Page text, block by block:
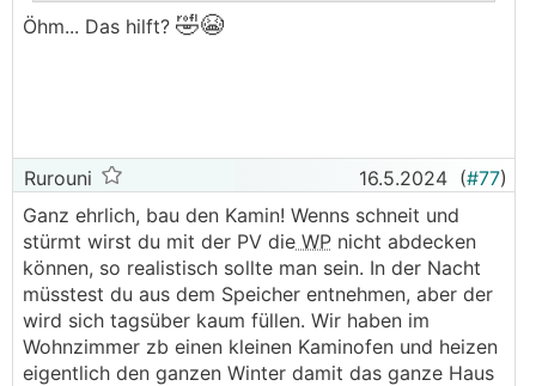
Öhm... Das hilft? 🤣😭
Rurouni 16.5.2024 (#77)
Ganz ehrlich, bau den Kamin! Wenns schneit und
stürmt wirst du mit der PV die WP nicht abdecken
können, so realistisch sollte man sein. In der Nacht
müsstest du aus dem Speicher entnehmen, aber der
wird sich tagsüber kaum füllen. Wir haben im
Wohnzimmer zb einen kleinen Kaminofen und heizen
eigentlich den ganzen Winter damit das ganze Haus